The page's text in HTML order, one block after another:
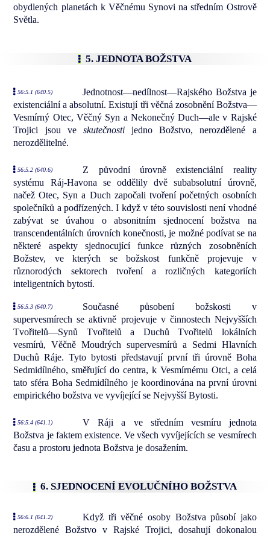
obydlených planetách k Věčnému Synovi na středním Ostrově
Světla.
5. JEDNOTA BOŽSTVA
56:5.1 (640.5)
Jednotnost—nedílnost—Rajského Božstva je
existenciální a absolutní. Existují tři věčná zosobnění Božstva—
Vesmírný Otec, Věčný Syn a Nekonečný Duch—ale v Rajské
Trojici jsou ve skutečnostijedno Božstvo, nerozdělené a
nerozdělitelné.
56:5.2 (640.6)
Z původní úrovně existenciální reality
systému Ráj-Havona se oddělily dvě subabsolutní úrovně,
načež Otec, Syn a Duch započali tvoření početných osobních
společníků a podřízených. I když v této souvislosti není vhodné
zabývat se úvahou o absonitním sjednocení božstva na
transcendentálních úrovních konečnosti, je možné podívat se na
některé aspekty sjednocující funkce různých zosobněních
Božstev, ve kterých se božskost funkčně projevuje v
různorodých sektorech tvoření a rozličných kategoriích
inteligentních bytostí.
56:5.3 (640.7)
Současné působení božskosti v
supervesmírech se aktivně projevuje v činnostech Nejvyšších
Tvořitelů—Synů Tvořitelů a Duchů Tvořitelů lokálních
vesmírů, Věčně Moudrých supervesmírů a Sedmi Hlavních
Duchů Ráje. Tyto bytosti představují první tři úrovně Boha
Sedmidílného, směřující do centra, k Vesmírnému Otci, a celá
tato sféra Boha Sedmidílného je koordinována na první úrovni
empirického božstva ve vyvíjející se Nejvyšší Bytosti.
56:5.4 (641.1)
V Ráji a ve středním vesmíru jednota
Božstva je faktem existence. Ve všech vyvíjejících se vesmírech
času a prostoru jednota Božstva je dosažením.
6. SJEDNOCENÍ EVOLUČNÍHO BOŽSTVA
56:6.1 (641.2)
Když tři věčné osoby Božstva působí jako
nerozdělené Božstvo v Rajské Trojici, dosahují dokonalou